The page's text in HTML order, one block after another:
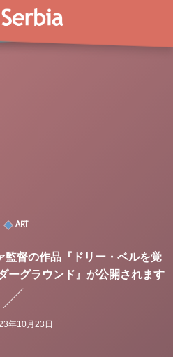
ART
監督の作品『ドリー・ベルを覚
ーグラウンド』が公開されます
年10月23日